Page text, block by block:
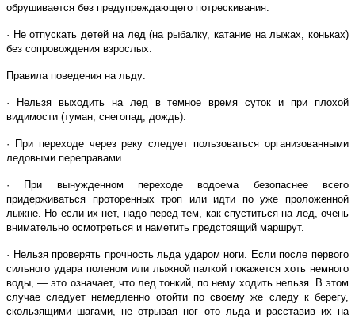
обрушивается без предупреждающего потрескивания.
· Не отпускать детей на лед (на рыбалку, катание на лыжах, коньках)
без сопровождения взрослых.
Правила поведения на льду:
· Нельзя выходить на лед в темное время суток и при плохой
видимости (туман, снегопад, дождь).
· При переходе через реку следует пользоваться организованными
ледовыми переправами.
· При вынужденном переходе водоема безопаснее всего
придерживаться проторенных троп или идти по уже проложенной
лыжне. Но если их нет, надо перед тем, как спуститься на лед, очень
внимательно осмотреться и наметить предстоящий маршрут.
· Нельзя проверять прочность льда ударом ноги. Если после первого
сильного удара поленом или лыжной палкой покажется хоть немного
воды, — это означает, что лед тонкий, по нему ходить нельзя. В этом
случае следует немедленно отойти по своему же следу к берегу,
скользящими шагами, не отрывая ног ото льда и расставив их на